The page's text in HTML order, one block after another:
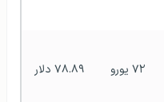
۷۲ یورو ۷۸.۸۹ دلار